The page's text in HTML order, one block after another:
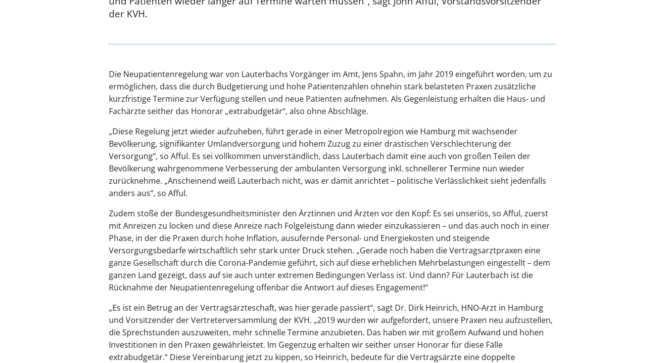
der KVH.
Die Neupatientenregelung war von Lauterbachs Vorgänger im Amt, Jens Spahn, im Jahr 2019 eingeführt worden, um zu
ermöglichen, dass die durch Budgetierung und hohe Patientenzahlen ohnehin stark belasteten Praxen zusätzliche
kurzfristige Termine zur Verfügung stellen und neue Patienten aufnehmen. Als Gegenleistung erhalten die Haus- und
Fachärzte seither das Honorar „extrabudgetär“, also ohne Abschläge.
„Diese Regelung jetzt wieder aufzuheben, führt gerade in einer Metropolregion wie Hamburg mit wachsender
Bevölkerung, signifikanter Umlandversorgung und hohem Zuzug zu einer drastischen Verschlechterung der
Versorgung“, so Afful. Es sei vollkommen unverständlich, dass Lauterbach damit eine auch von großen Teilen der
Bevölkerung wahrgenommene Verbesserung der ambulanten Versorgung inkl. schnellerer Termine nun wieder
zurücknehme. „Anscheinend weiß Lauterbach nicht, was er damit anrichtet – politische Verlässlichkeit sieht jedenfalls
anders aus“, so Afful.
Zudem stoße der Bundesgesundheitsminister den Ärztinnen und Ärzten vor den Kopf: Es sei unseriös, so Afful, zuerst
mit Anreizen zu locken und diese Anreize nach Folgeleistung dann wieder einzukassieren – und das auch noch in einer
Phase, in der die Praxen durch hohe Inflation, ausufernde Personal- und Energiekosten und steigende
Versorgungsbedarfe wirtschaftlich sehr stark unter Druck stehen. „Gerade noch haben die Vertragsarztpraxen eine
ganze Gesellschaft durch die Corona-Pandemie geführt, sich auf diese erheblichen Mehrbelastungen eingestellt – dem
ganzen Land gezeigt, dass auf sie auch unter extremen Bedingungen Verlass ist. Und dann? Für Lauterbach ist die
Rücknahme der Neupatientenregelung offenbar die Antwort auf dieses Engagement!“
„Es ist ein Betrug an der Vertragsärzteschaft, was hier gerade passiert“, sagt Dr. Dirk Heinrich, HNO-Arzt in Hamburg
und Vorsitzender der Vertreterversammlung der KVH. „2019 wurden wir aufgefordert, unsere Praxen neu aufzustellen,
die Sprechstunden auszuweiten, mehr schnelle Termine anzubieten. Das haben wir mit großem Aufwand und hohen
Investitionen in den Praxen gewährleistet. Im Gegenzug erhalten wir seither unser Honorar für diese Fälle
extrabudgetär.“ Diese Vereinbarung jetzt zu kippen, so Heinrich, bedeute für die Vertragsärzte eine doppelte